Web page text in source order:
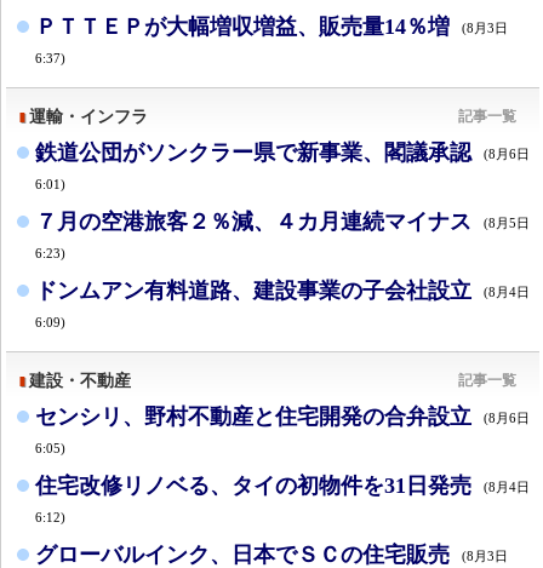
ＰＴＴＥＰが大幅増収増益、販売量14％増 (8月3日
6:37)
運輸・インフラ 記事一覧
鉄道公団がソンクラー県で新事業、閣議承認 (8月6日
6:01)
７月の空港旅客２％減、４カ月連続マイナス (8月5日
6:23)
ドンムアン有料道路、建設事業の子会社設立 (8月4日
6:09)
建設・不動産 記事一覧
センシリ、野村不動産と住宅開発の合弁設立 (8月6日
6:05)
住宅改修リノベる、タイの初物件を31日発売 (8月4日
6:12)
グローバルインク、日本でＳＣの住宅販売 (8月3日